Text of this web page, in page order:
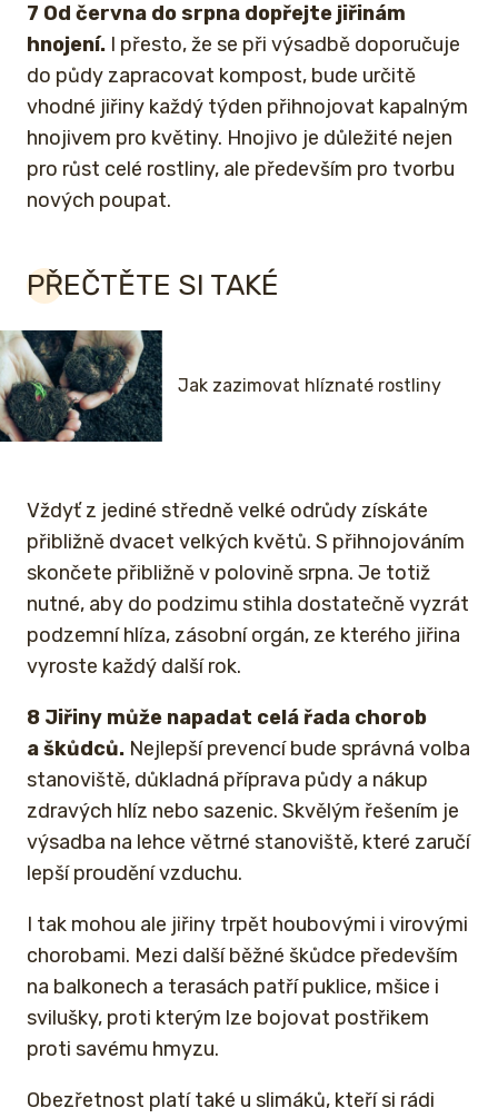
7 Od června do srpna dopřejte jiřinám
hnojení. I přesto, že se při výsadbě doporučuje
do půdy zapracovat kompost, bude určitě
vhodné jiřiny každý týden přihnojovat kapalným
hnojivem pro květiny. Hnojivo je důležité nejen
pro růst celé rostliny, ale především pro tvorbu
nových poupat.
PŘEČTĚTE SI TAKÉ
Jak zazimovat hlíznaté rostliny
Vždyť z jediné středně velké odrůdy získáte
přibližně dvacet velkých květů. S přihnojováním
skončete přibližně v polovině srpna. Je totiž
nutné, aby do podzimu stihla dostatečně vyzrát
podzemní hlíza, zásobní orgán, ze kterého jiřina
vyroste každý další rok.
8 Jiřiny může napadat celá řada chorob
a škůdců. Nejlepší prevencí bude správná volba
stanoviště, důkladná příprava půdy a nákup
zdravých hlíz nebo sazenic. Skvělým řešením je
výsadba na lehce větrné stanoviště, které zaručí
lepší proudění vzduchu.
I tak mohou ale jiřiny trpět houbovými i virovými
chorobami. Mezi další běžné škůdce především
na balkonech a terasách patří puklice, mšice i
svilušky, proti kterým lze bojovat postřikem
proti savému hmyzu.
Obezřetnost platí také u slimáků, kteří si rádi